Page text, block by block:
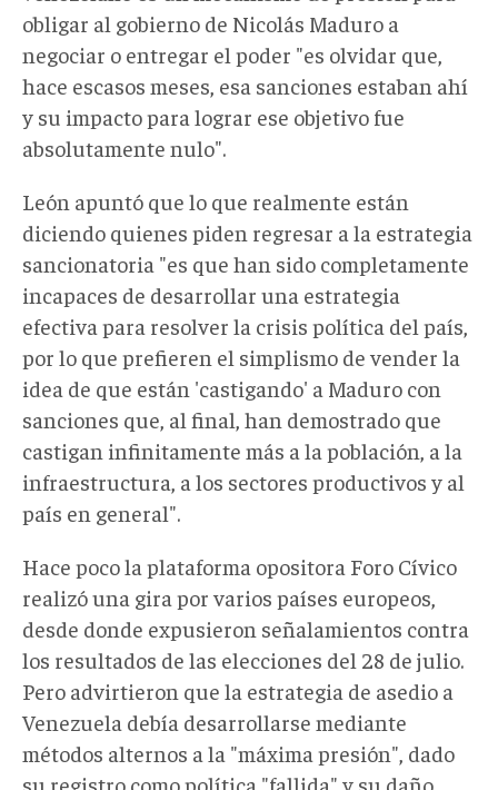
obligar al gobierno de Nicolás Maduro a
negociar o entregar el poder "es olvidar que,
hace escasos meses, esa sanciones estaban ahí
y su impacto para lograr ese objetivo fue
absolutamente nulo".
León apuntó que lo que realmente están
diciendo quienes piden regresar a la estrategia
sancionatoria "es que han sido completamente
incapaces de desarrollar una estrategia
efectiva para resolver la crisis política del país,
por lo que prefieren el simplismo de vender la
idea de que están 'castigando' a Maduro con
sanciones que, al final, han demostrado que
castigan infinitamente más a la población, a la
infraestructura, a los sectores productivos y al
país en general".
Hace poco la plataforma opositora Foro Cívico
realizó una gira por varios países europeos,
desde donde expusieron señalamientos contra
los resultados de las elecciones del 28 de julio.
Pero advirtieron que la estrategia de asedio a
Venezuela debía desarrollarse mediante
métodos alternos a la "máxima presión", dado
su registro como política "fallida" y su daño